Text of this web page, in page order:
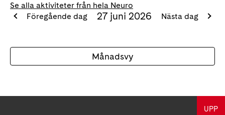
Se alla aktiviteter från hela Neuro
Föregående dag
27 juni 2026 Nästa dag
Månadsvy
UPP